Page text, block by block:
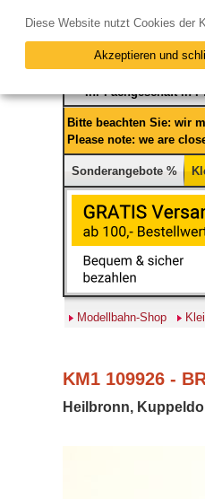
Ihr Fachgeschäft in
Bitte beachten Sie: wir
Please note: we are
Sonderangebote %
Modellbahn-Shop
KM1 109926 -
Heilbronn,
Diese Website nutzt Cookies der
Akzeptieren und